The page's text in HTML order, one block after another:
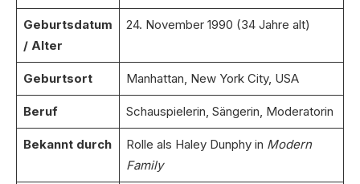
Geburtsdatum
/ Alter
24. November 1990 (34 Jahre alt)
Geburtsort Manhattan, New York City, USA
Beruf Schauspielerin, Sängerin, Moderatorin
Bekannt durch Rolle als Haley Dunphy in Modern
Family